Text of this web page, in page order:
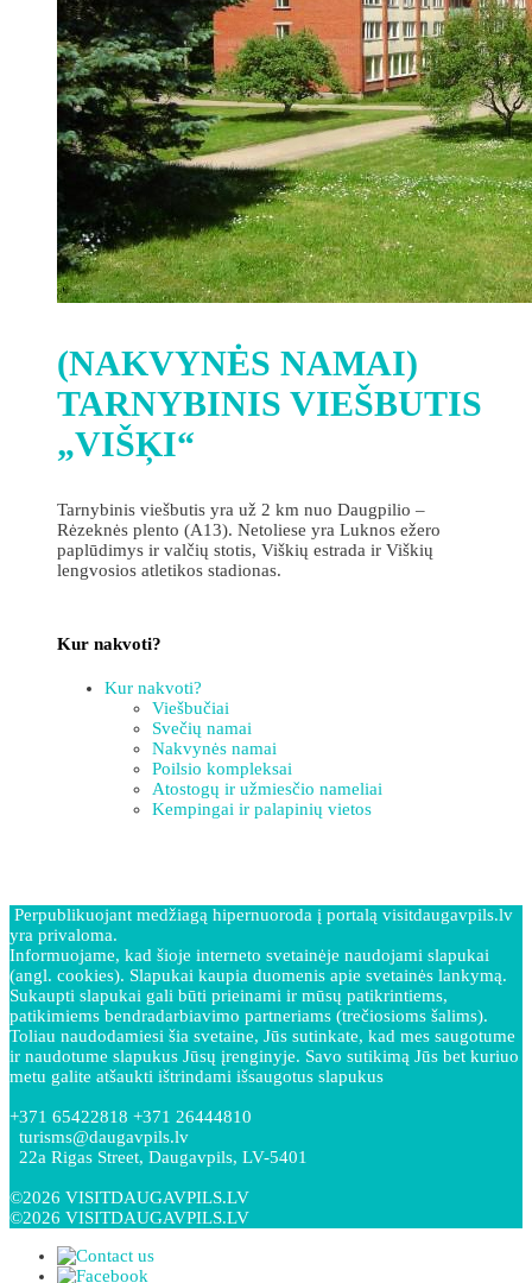
(NAKVYNĖS NAMAI)
TARNYBINIS VIEŠBUTIS
„VIŠĶI“
Tarnybinis viešbutis yra už 2 km nuo Daugpilio –
Rėzeknės plento (A13). Netoliese yra Luknos ežero
paplūdimys ir valčių stotis, Viškių estrada ir Viškių
lengvosios atletikos stadionas.
Kur nakvoti?
Kur nakvoti?
Viešbučiai
Svečių namai
Nakvynės namai
Poilsio kompleksai
Atostogų ir užmiesčio nameliai
Kempingai ir palapinių vietos
Perpublikuojant medžiagą hipernuoroda į portalą visitdaugavpils.lv
yra privaloma.
Informuojame, kad šioje interneto svetainėje naudojami slapukai
(angl. cookies). Slapukai kaupia duomenis apie svetainės lankymą.
Sukaupti slapukai gali būti prieinami ir mūsų patikrintiems,
patikimiems bendradarbiavimo partneriams (trečiosioms šalims).
Toliau naudodamiesi šia svetaine, Jūs sutinkate, kad mes saugotume
ir naudotume slapukus Jūsų įrenginyje. Savo sutikimą Jūs bet kuriuo
metu galite atšaukti ištrindami išsaugotus slapukus
+371 65422818 +371 26444810
turisms@daugavpils.lv
22a Rigas Street, Daugavpils, LV-5401
©2026 VISITDAUGAVPILS.LV
©2026 VISITDAUGAVPILS.LV